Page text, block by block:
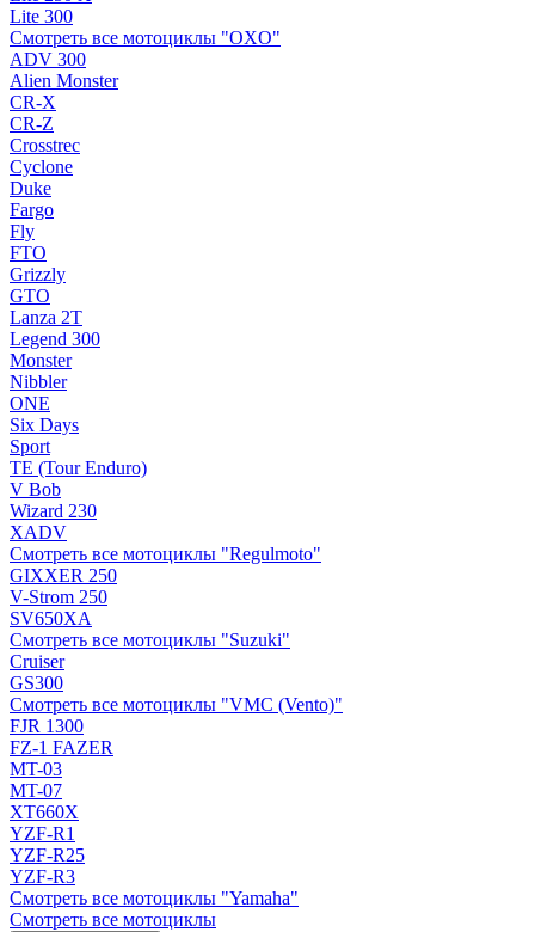
Lite 300
Смотреть все мотоциклы "OXO"
ADV 300
Alien Monster
CR-X
CR-Z
Crosstrec
Cyclone
Duke
Fargo
Fly
FTO
Grizzly
GTO
Lanza 2T
Legend 300
Monster
Nibbler
ONE
Six Days
Sport
TE (Tour Enduro)
V Bob
Wizard 230
XADV
Смотреть все мотоциклы "Regulmoto"
GIXXER 250
V-Strom 250
SV650XA
Смотреть все мотоциклы "Suzuki"
Cruiser
GS300
Смотреть все мотоциклы "VMC (Vento)"
FJR 1300
FZ-1 FAZER
MT-03
MT-07
XT660X
YZF-R1
YZF-R25
YZF-R3
Смотреть все мотоциклы "Yamaha"
Смотреть все мотоциклы